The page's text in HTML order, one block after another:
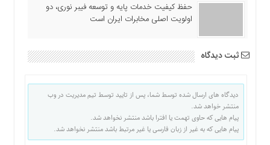
حفظ کیفیت خدمات پایه و توسعه فیبر نوری، دو
اولویت اصلی مخابرات ایران است
ثبت دیدگاه
دیدگاه های ارسال شده توسط شما، پس از تایید توسط تیم مدیریت در وب
منتشر خواهد شد.
پیام هایی که حاوی تهمت یا افترا باشد منتشر نخواهد شد.
پیام هایی که به غیر از زبان فارسی یا غیر مرتبط باشد منتشر نخواهد شد.